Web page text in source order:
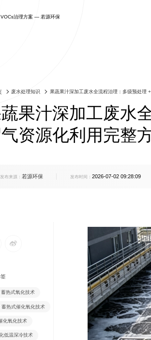
治理方案 — 若源环保
案
吸收洗涤技术
模块低温深冷技术
生物除臭技术
案
化工污水站调节
PVC 加工助剂异
热镀锌锌烟颗粒
塑料薄膜凹版印
适用场景
吸附脱附设备废气治理知识
环保设备观点
换热器技术
客户评价
废水处理知识 果蔬果汁深加工废水全流程治理：多级预处理
果汁深加工废水
资源化利用完整
发布来源： 若源环保 发布时间：2026-07-02 09:28:09
蓄热式氧化技术
蓄热式催化氧化技术
化氧化技术
低温深冷技术